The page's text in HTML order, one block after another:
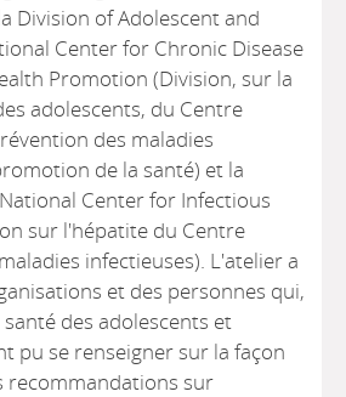
Division of Adolescent and
Center for Chronic Disease
Promotion (Division, sur la
adolescents, du Centre
des maladies
de la santé) et la
Center for Infectious
sur l'hépatite du Centre
infectieuses). L'atelier a
et des personnes qui,
des adolescents et
pu se renseigner sur la façon
recommandations sur